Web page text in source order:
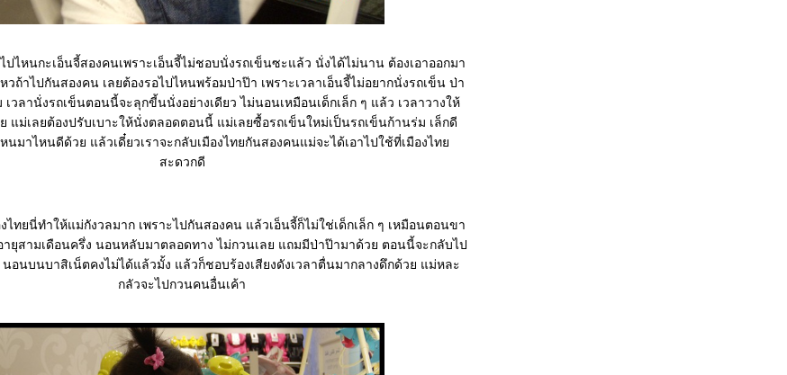
ไหนกะเอ็นจี้สองคนเพราะเอ็นจี้ไม่ชอบนั่งรถเข็นซะแล้ว นั่งได้ไม่นาน ต้องเอาออกมา
วถ้าไปกันสองคน เลยต้องรอไปไหนพร้อมป่าป๊า เพราะเวลาเอ็นจี้ไม่อยากนั่งรถเข็น ป่า
วลานั่งรถเข็นตอนนี้จะลุกขี้นนั่งอย่างเดียว ไม่นอนเหมือนเด็กเล็ก ๆ แล้ว เวลาวางให้
แม่เลยต้องปรับเบาะให้นั่งตลอดตอนนี้ แม่เลยซื้อรถเข็นใหม่เป็นรถเข็นก้านร่ม เล็กดี
นมาไหนดีด้วย แล้วเดี๋ยวเราจะกลับเมืองไทยกันสองคนแม่จะได้เอาไปใช้ที่เมืองไท
สะดวกดี
งไทยนี่ทำให้แม่กังวลมาก เพราะไปกันสองคน แล้วเอ็นจี้ก็ไม่ใช่เด็กเล็ก ๆ เหมือนตอนขา
ยุสามเดือนครึ่ง นอนหลับมาตลอดทาง ไม่กวนเลย แถมมีป่าป๊ามาด้วย ตอนนี้จะกลับไป
อนบนบาสิเน็ตคงไม่ได้แล้วมั้ง แล้วก็ชอบร้องเสียงดังเวลาตื่นมากลางดึกด้วย แม่หละ
กลัวจะไปกวนคนอื่นเค้า